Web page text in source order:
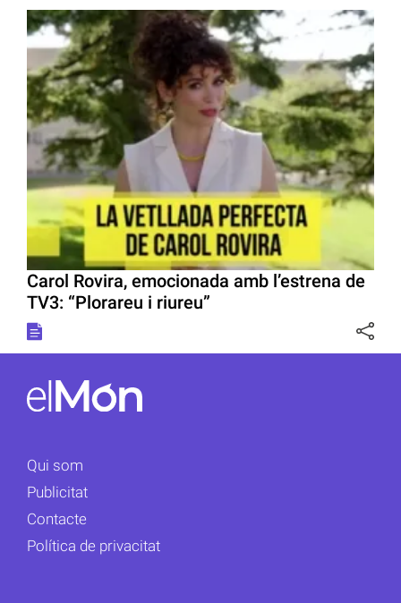
Carol Rovira, emocionada amb l’estrena de
TV3: “Plorareu i riureu”
Qui som
Publicitat
Contacte
Política de privacitat